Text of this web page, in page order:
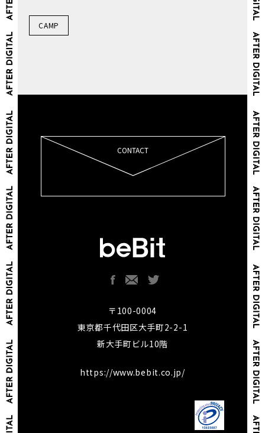
CAMP
CONTACT
〒100-0004
東京都千代田区大手町2-2-1
新大手町ビル10階
https://www.bebit.co.jp/